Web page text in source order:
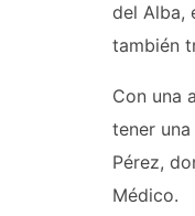
del Alba,
también
Con una
tener
Pérez,
Médico.